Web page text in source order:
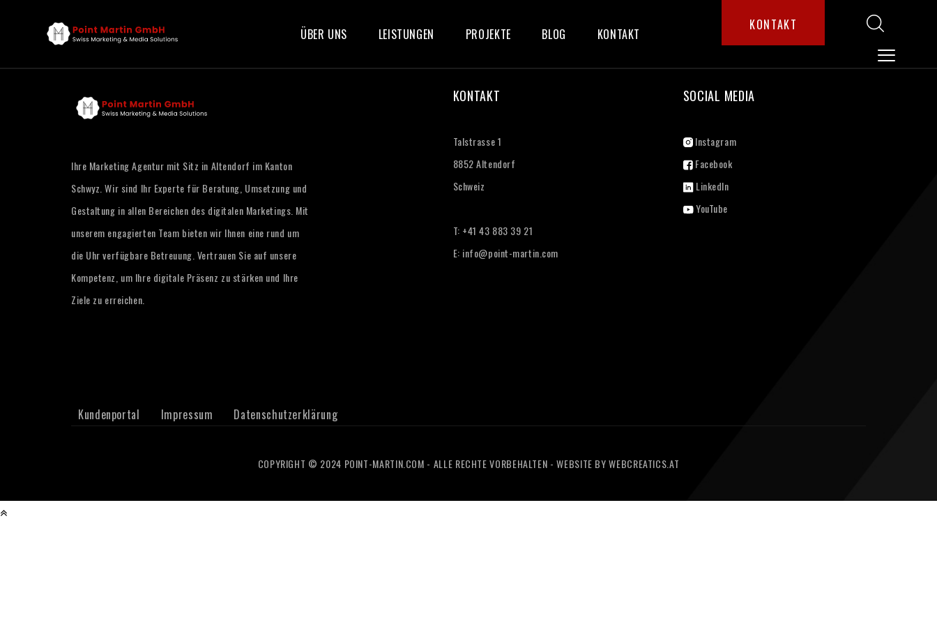
ÜBER UNS LEISTUNGEN PROJEKTE BLOG KONTAKT
KONTAKT
Ihre Marketing Agentur mit Sitz in Altendorf im Kanton
Schwyz. Wir sind Ihr Experte für Beratung, Umsetzung und
Gestaltung in allen Bereichen des digitalen Marketings. Mit
unserem engagierten Team bieten wir Ihnen eine rund um
die Uhr verfügbare Betreuung. Vertrauen Sie auf unsere
Kompetenz, um Ihre digitale Präsenz zu stärken und Ihre
Ziele zu erreichen.
KONTAKT
Talstrasse 1
8852 Altendorf
Schweiz
T: +41 43 883 39 21‬
E: info@point-martin.com
SOCIAL MEDIA
Instagram
Facebook
LinkedIn
YouTube
Kundenportal Impressum Datenschutzerklärung
COPYRIGHT © 2024 POINT-MARTIN.COM - ALLE RECHTE VORBEHALTEN - WEBSITE BYWEBCREATICS.AT